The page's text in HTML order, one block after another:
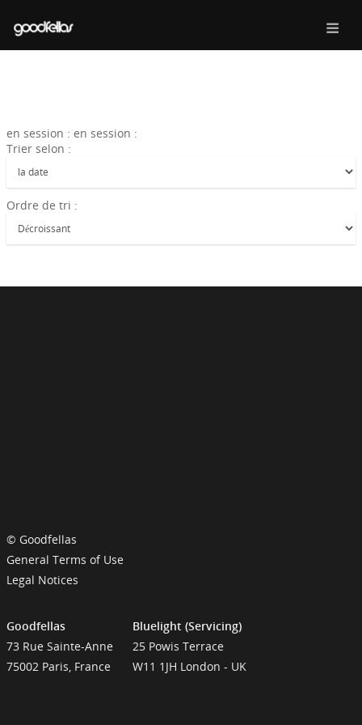
en session : en session :
Trier selon :
Ordre de tri :
© Goodfellas
General Terms of Use
Legal Notices
Goodfellas
73 Rue Sainte-Anne
75002 Paris, France
Bluelight (Servicing)
25 Powis Terrace
W11 1JH London - UK